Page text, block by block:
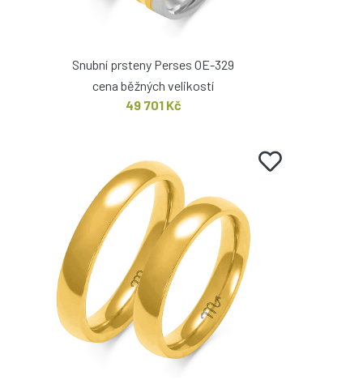
Snubní prsteny Perses OE-329
cena běžných velikostí
49 701 Kč